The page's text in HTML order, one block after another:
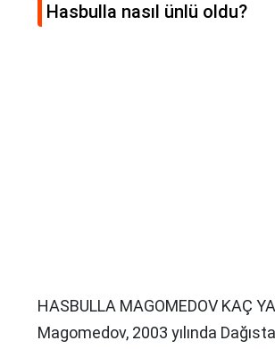
Hasbulla nasıl ünlü oldu?
HASBULLA MAGOMEDOV KAÇ
Magomedov, 2003 yılında